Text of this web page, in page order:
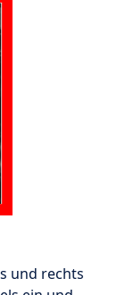
und rechts